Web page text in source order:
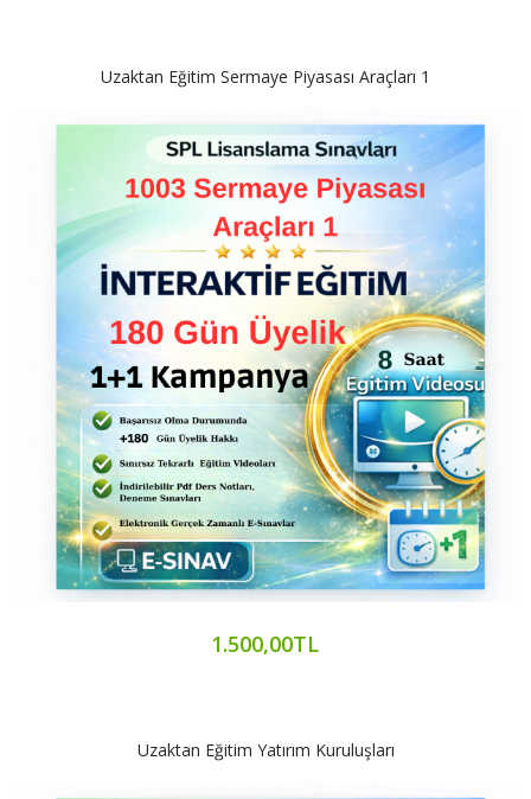
Uzaktan Eğitim Sermaye Piyasası Araçları 1
1.500,00TL
Uzaktan Eğitim Yatırım Kuruluşları